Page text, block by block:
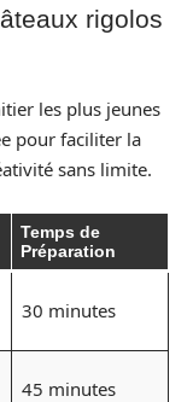
rigolos
les plus jeunes
pour faciliter la
sans limite.
Temps de
Préparation
30 minutes
45 minutes